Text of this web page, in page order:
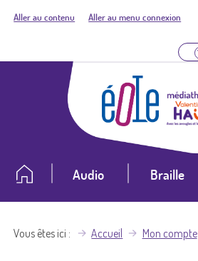
Aller au contenu Aller au menu connexion
Audio Braille
Vous êtes ici Accueil Mon compte